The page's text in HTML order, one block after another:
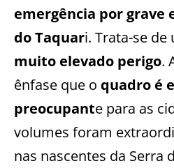
emergência por grave
do Taquari. Trata-se de
muito elevado perigo.
ênfase que o quadro é
preocupante para as
volumes foram
nas nascentes da Serra